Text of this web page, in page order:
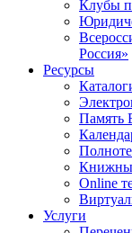
Клубы
Россия»
Ресурсы
Память
Online
Услуги